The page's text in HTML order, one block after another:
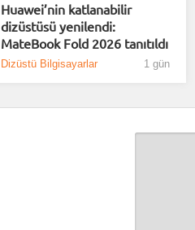
Huawei’nin katlanabilir
dizüstüsü yenilendi:
MateBook Fold 2026 tanıtıldı
Dizüstü Bilgisayarlar 1 gün